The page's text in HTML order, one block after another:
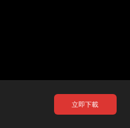
立即下載